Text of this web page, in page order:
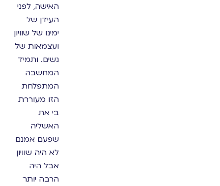
האישה, לפני
העידן של
ימינו של שוויון
ועצמאות של
נשים. ותמיד
המחשבה
המתפלחת
הזו מעוררת
בי את
האשליה
שפעם אמנם
לא היה שוויון
אבל היה
הרבה יותר